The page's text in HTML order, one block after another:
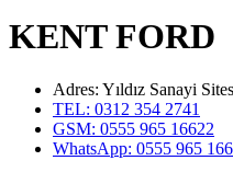
KENT FORD
Adres: Yıldız Sanayi
TEL: 0312 354 2741
GSM: 0555 965 16622
WhatsApp: 0555 965